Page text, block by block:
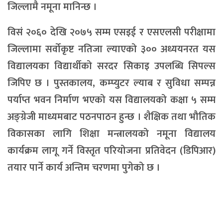
जिल्लामै नमूना मानिन्छ ।
विसं २०६० देखि २०७५ सम्म एसइई र एसएलसी परीक्षामा
जिल्लामा सर्वोकृष्ट नतिजा ल्याएको ३०० अध्ययनरत यस
विद्यालयका विद्यार्थीको सरदर सिकाइ उपलब्धि सिपल्स
जिपिए छ । पुस्तकालय, कम्प्युटर ल्याब र सुविधा सम्पन्न
पर्याप्त भवन निर्माण भएको यस विद्यालयको कक्षा ५ सम्म
अङ्ग्रेजी माध्यमबाट पठनपाठन हुन्छ । शैक्षिक तथा भौतिक
विकासका लागि शिक्षा मन्त्रालयको नमूना विद्यालय
कार्यक्रम लागू गर्ने विस्तृत परियोजना प्रतिवेदन (डिपिआर)
तयार पार्ने कार्य अन्तिम चरणमा पुगेको छ ।